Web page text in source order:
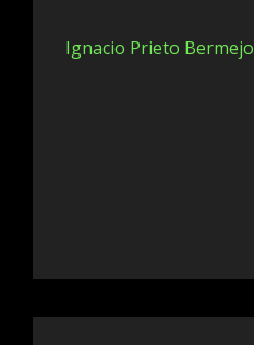
Ignacio Prieto Bermejo